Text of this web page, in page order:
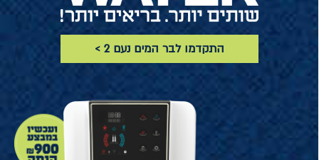
התקדמו לבר המים נעם 2 >